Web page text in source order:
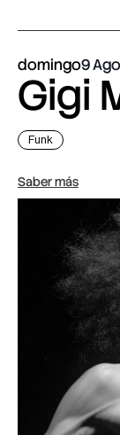
domingo9 Ago
Gigi
Funk
Saber más